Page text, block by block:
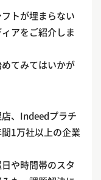
トが埋まらない
アをご紹介しま
てみてはいかが
、Indeedプラチ
1万社以上の企業
や時間帯のスタ